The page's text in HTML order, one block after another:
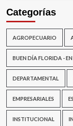
Categorías
AGROPECUARIO
BUEN DÍA FLORIDA -
DEPARTAMENTAL
EMPRESARIALES
INSTITUCIONAL